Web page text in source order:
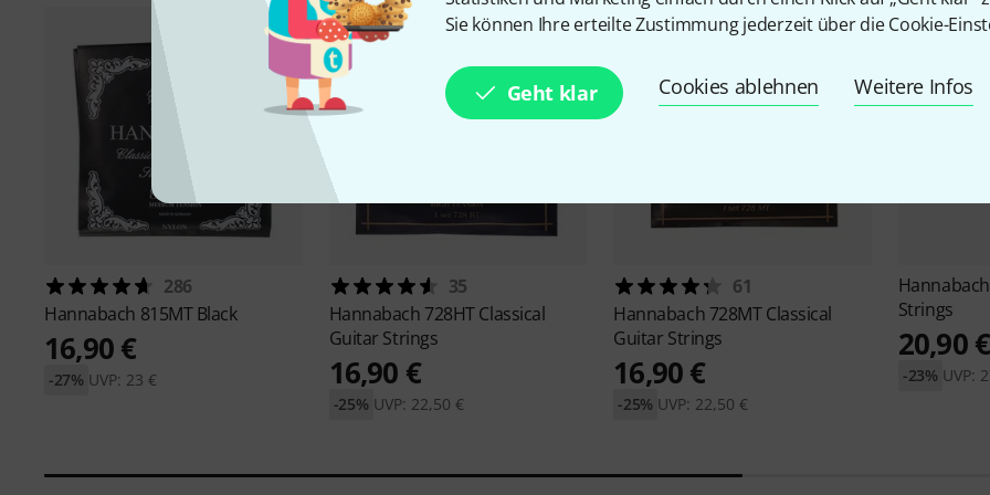
Sie können Ihre erteilte Zustimmung jederzeit über die Cookie-
Geht klar Cookies ablehnen Weitere Infos
286
Hannabach 815MT Black
16,90 €
UVP: 23 €
-27%
35
Hannabach 728HT Classical
Guitar Strings
16,90 €
UVP: 22,50 €
-25%
61
Hannabach 728MT Classical
Guitar Strings
16,90 €
UVP: 22,50 €
-25%
Hannabach
Strings
20,90 €
UVP:
-23%